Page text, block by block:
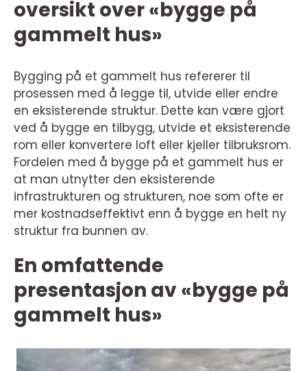
oversikt over «bygge på
gammelt hus»
Bygging på et gammelt hus refererer til
prosessen med å legge til, utvide eller endre
en eksisterende struktur. Dette kan være gjort
ved å bygge en tilbygg, utvide et eksisterende
rom eller konvertere loft eller kjeller tilbruksrom.
Fordelen med å bygge på et gammelt hus er
at man utnytter den eksisterende
infrastrukturen og strukturen, noe som ofte er
mer kostnadseffektivt enn å bygge en helt ny
struktur fra bunnen av.
En omfattende
presentasjon av «bygge på
gammelt hus»